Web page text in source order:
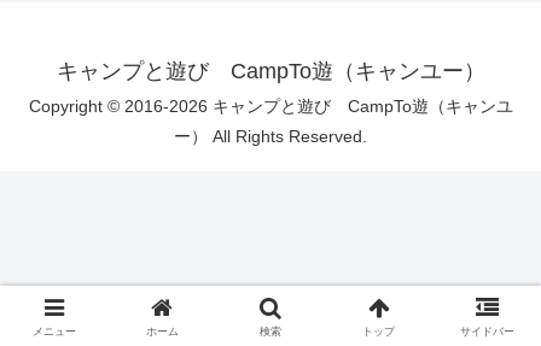
キャンプと遊び CampTo遊（キャンユー）
Copyright © 2016-2026 キャンプと遊び CampTo遊（キャンユ
ー） All Rights Reserved.
メニュー ホーム 検索 トップ サイドバー